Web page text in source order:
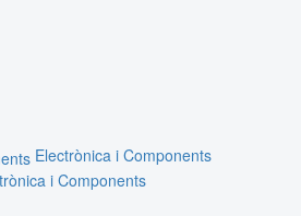
Electrònica i Components
i Components